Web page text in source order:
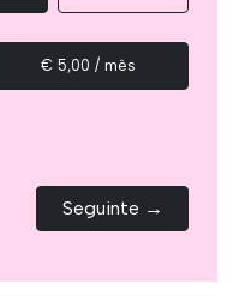
€ 5,00 / mês
Seguinte →